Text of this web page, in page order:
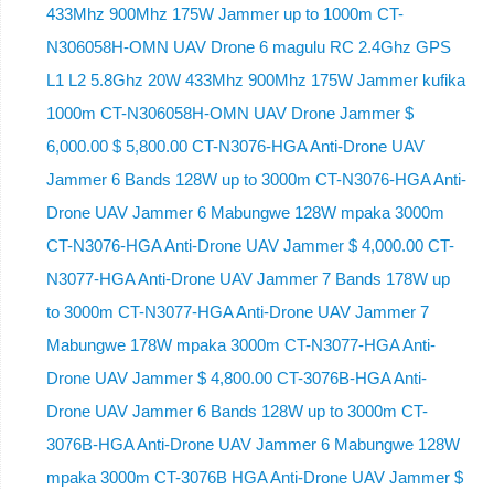
433Mhz 900Mhz 175W Jammer up to 1000m CT-
N306058H-OMN UAV Drone 6 magulu RC 2.4Ghz GPS
L1 L2 5.8Ghz 20W 433Mhz 900Mhz 175W Jammer kufika
1000m CT-N306058H-OMN UAV Drone Jammer $
6,000.00 $ 5,800.00 CT-N3076-HGA Anti-Drone UAV
Jammer 6 Bands 128W up to 3000m CT-N3076-HGA ​​Anti-
Drone UAV Jammer 6 Mabungwe 128W mpaka 3000m
CT-N3076-HGA ​​Anti-Drone UAV Jammer $ 4,000.00 CT-
N3077-HGA Anti-Drone UAV Jammer 7 Bands 178W up
to 3000m CT-N3077-HGA Anti-Drone UAV Jammer 7
Mabungwe 178W mpaka 3000m CT-N3077-HGA Anti-
Drone UAV Jammer $ 4,800.00 CT-3076B-HGA Anti-
Drone UAV Jammer 6 Bands 128W up to 3000m CT-
3076B-HGA Anti-Drone UAV Jammer 6 Mabungwe 128W
mpaka 3000m CT-3076B HGA Anti-Drone UAV Jammer $